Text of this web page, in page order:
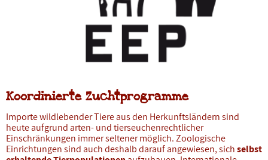
Koordinierte Zuchtprogramme
Importe wildlebender Tiere aus den Herkunftsländern sind
heute aufgrund arten- und tierseuchenrechtlicher
Einschränkungen immer seltener möglich. Zoologische
Einrichtungen sind auch deshalb darauf angewiesen, sichselbst